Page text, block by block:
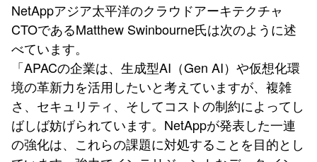
NetAppアジア太平洋のクラウドアーキテクチャ
CTOであるMatthew Swinbourne氏は次のように述
べています。
「APACの企業は、生成型AI（Gen AI）や仮想化環
境の革新力を活用したいと考えていますが、複雑
さ、セキュリティ、そしてコストの制約によってし
ばしば妨げられています。NetAppが発表した一連
の強化は、これらの課題に対処することを目的とし